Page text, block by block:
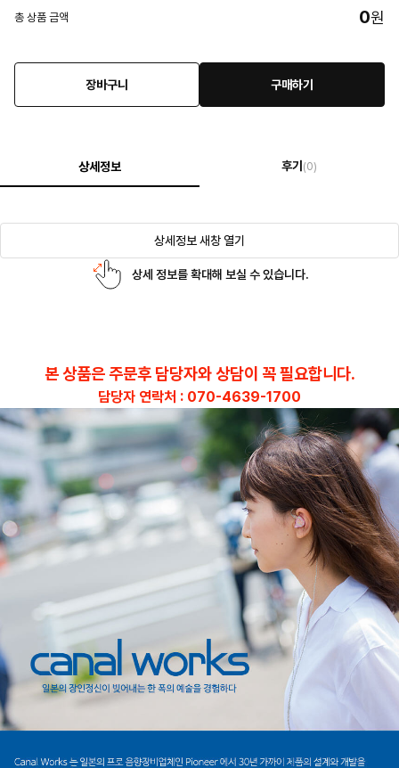
총 상품 금액 0원
장바구니 구매하기
상세정보 후기 (0)
상세정보 새창 열기
상세 정보를 확대해 보실 수 있습니다.
본 상품은 주문후 담당자와 상담이 꼭 필요합니다.
담당자 연락처 : 070-4639-1700